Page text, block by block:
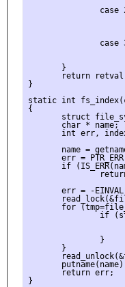
case
case
       }
return
}
static int
{
struct
       char * name;
int err,
name =
err =
if
err = -
for
if
               }
       }
       return err;
}